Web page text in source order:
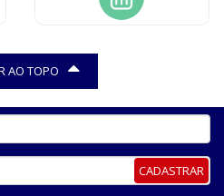
AO TOPO
CADASTRAR